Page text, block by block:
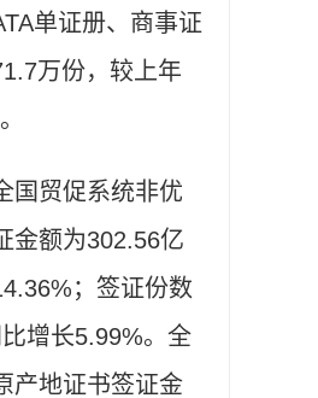
单证册、商事证
万份，较上年
贸促系统非优
金额为302.56亿
；签证份数
增长5.99%。全
产地证书签证金